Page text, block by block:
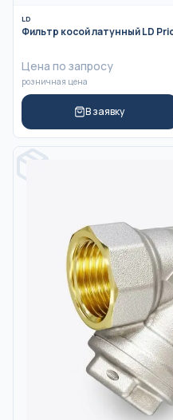
LD
Фильтр косой латунный LD
Цена по запросу
розничная цена
В заявку